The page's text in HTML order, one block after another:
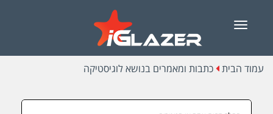
Menu
עמוד הבית כתבות ומאמרים בנושא לוגיסטיקה